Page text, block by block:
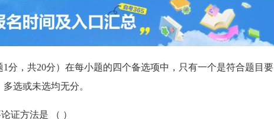
1分，共20分）在每小题的四个备选项中，只有一个是符合题目要
选或未选均无分。
证方法是 （ ）